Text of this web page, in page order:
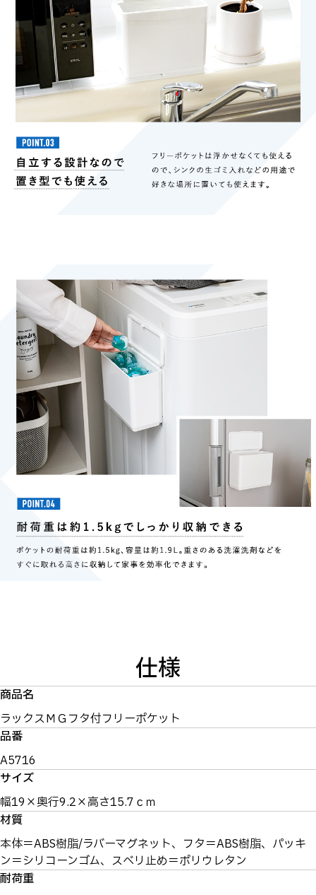
仕様
商品名
ラックスＭＧフタ付フリーポケット
品番
A5716
サイズ
幅19×奥行9.2×高さ15.7ｃｍ
材質
本体＝ABS樹脂/ラバーマグネット、フタ＝ABS樹脂、パッキ
ン＝シリコーンゴム、スベリ止め＝ポリウレタン
耐荷重